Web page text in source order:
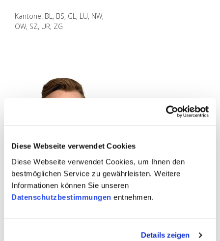
Diese Webseite verwendet Cookies
Diese Webseite verwendet Cookies, um Ihnen den
bestmöglichen Service zu gewährleisten. Weitere
Informationen können Sie unseren
Datenschutzbestimmungen entnehmen.
Details zeigen
Kan­to­ne: BL, BS, GL, LU, NW,
OW, SZ, UR, ZG
Pa­trick Wull­schle­